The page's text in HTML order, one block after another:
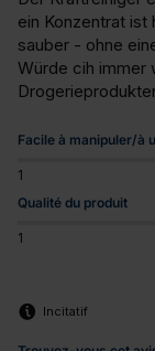
ein Konzentrat ist
sauber - ohne
Würde cih immer
Facile à manipuler/à
1
Qualité du produit
1
Incitatif